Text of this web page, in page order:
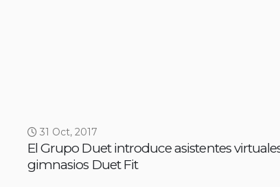
31 Oct, 2017
El Grupo Duet introduce asistentes
gimnasios Duet Fit